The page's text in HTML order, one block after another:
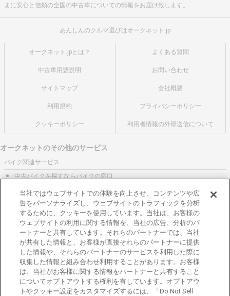
まに安心と信頼の全国の中古車についての情報をお届け致します。
あんしんのクルマ選びはオークネット.jp
オークネット.jpとは？ よくある質問
中古車用語説明 お問い合わせ
サイトマップ 会社概要
利用規約 プライバシーポリシー
クッキーポリシー 利用者情報の外部送信について
オークネットのその他のサービス
バイク関連サービス
中古バイクを探すならバイクの窓口
レンタルバイクに乗るならモトオークレンタルバイク
ブランド関連サービス
ブランド品の買取はギャラリーレア
東京都公安委員会許可 第301001105434号
株式会社オークネット
© 2007‐ AUCNET INC.
加盟店専用ページはこちら
当社ではウェブサイトでの体験を向上させ、コンテンツや広
告をパーソナライズし、ウェブサイトのトラフィックを分析
するために、クッキーを使用しています。当社は、お客様の
ウェブサイトの利用に関する情報を、当社の広告、分析のパ
ートナーと共有しています。それらのパートナーでは、当社
が共有した情報と、お客様が直接それらのパートナーに提供
した情報や、それらのパートナーのサービスを利用した際に
収集した情報と組み合わせ利用することがあります。お客様
は、当社がお客様に関する情報をパートナーと共有すること
についてオプトアウトする権利を有しています。オプトアウ
トやクッキー設定をカスタマイズするには、「Do Not Sell